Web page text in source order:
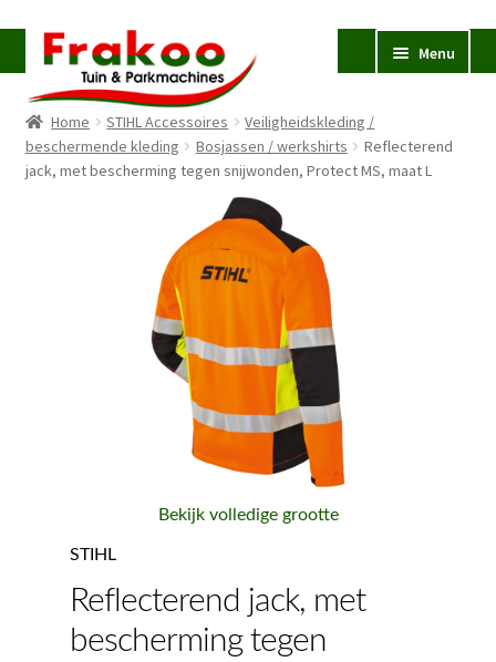
Ga
door
naar
navigatie
Ga
naar
de
inhoud
Menu
Homepage
Verkoop en Reparatie
Home STIHL Accessoires
Veiligheidskleding /
beschermende kleding
Bosjassen / werkshirts
Reflecterend
jack, met bescherming tegen snijwonden, Protect MS, maat L
Bekijk volledige grootte
STIHL
Reflecterend jack, met
bescherming tegen